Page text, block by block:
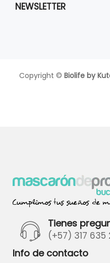
NEWSLETTER
Copyright © Biolife by
Tienes
(+57) 317 635
Info de contacto